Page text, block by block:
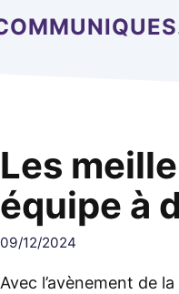
Les
équipe à
09/12/2024
Avec l’avènement de